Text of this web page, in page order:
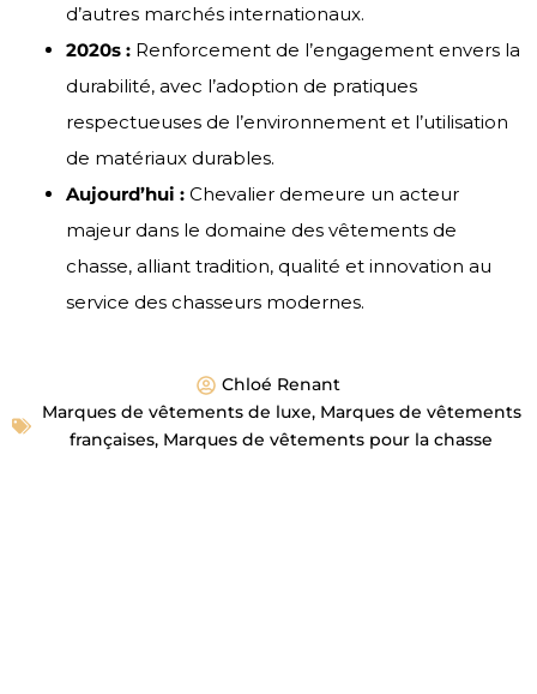
d’autres marchés internationaux.
2020s : Renforcement de l’engagement envers la
durabilité, avec l’adoption de pratiques
respectueuses de l’environnement et l’utilisation
de matériaux durables.
Aujourd’hui : Chevalier demeure un acteur
majeur dans le domaine des vêtements de
chasse, alliant tradition, qualité et innovation au
service des chasseurs modernes.
Chloé Renant
Marques de vêtements de luxe, Marques de vêtements
françaises, Marques de vêtements pour la chasse